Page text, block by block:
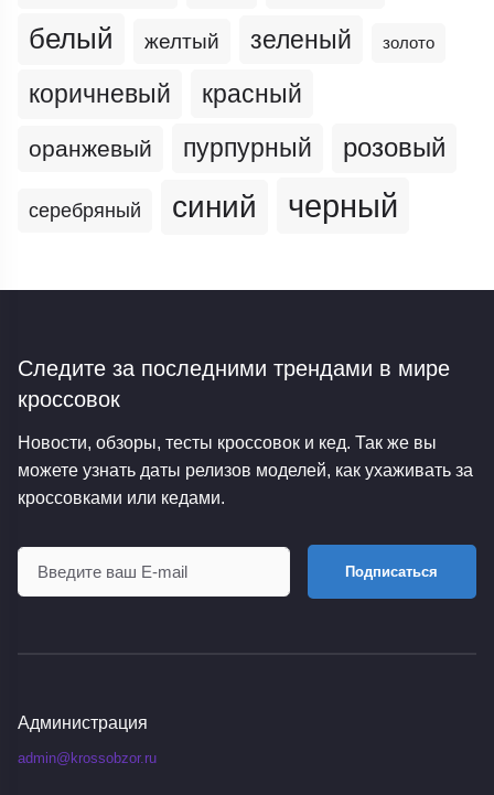
белый желтый зеленый золото
коричневый красный
оранжевый пурпурный розовый
серебряный синий черный
Следите за последними трендами в мире
кроссовок
Новости, обзоры, тесты кроссовок и кед. Так же вы
можете узнать даты релизов моделей, как ухаживать за
кроссовками или кедами.
Подписаться
Администрация
admin@krossobzor.ru